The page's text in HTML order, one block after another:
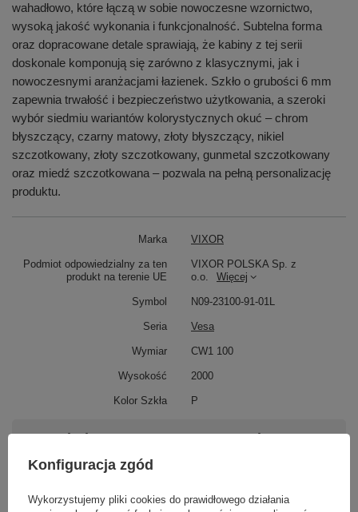
wahadłowo, które łączą w sobie nowoczesne wzornictwo,
wysoką jakość wykonania i funkcjonalność. Subtelna forma
oraz dopracowane detale sprawiają, że kabiny z tej serii
doskonale komponują się zarówno z klasycznymi, jak i
nowoczesnymi aranżacjami łazienek. Szkło o grubości 6 mm
zapewnia trwałość i bezpieczeństwo użytkowania, a szeroki
wybór siedmiu wariantów kolorystycznych okuć – chrom
błyszczący, czarny matowy, złoty błyszczący, nikiel
szczotkowany, złoty szczotkowany, gunmetal szczotkowany
oraz miedź szczotkowana – pozwala na pełną personalizację
produktu.
Marka VIXOR
Podmiot odpowiedzialny za ten
produkt na terenie UE
VIXOR POLSKA Sp. z
o.o.
Więcej
Symbol N09-23100-91-01L
Seria Vesa
Wymiar CW1 100
Wysokość 2000
Kolor Szkła P
Potrzebujesz pomocy? Masz pytania?
Zadaj pytanie a my odpowiemy niezwłocznie,
najciekawsze pytania i odpowiedzi publikując
Konfiguracja zgód
Wykorzystujemy pliki cookies do prawidłowego działania